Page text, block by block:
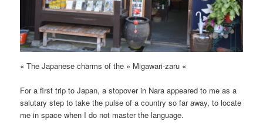
« The Japanese charms of the » Migawari-zaru «
For a first trip to Japan, a stopover in Nara appeared to me as a
salutary step to take the pulse of a country so far away, to locate
me in space when I do not master the language.